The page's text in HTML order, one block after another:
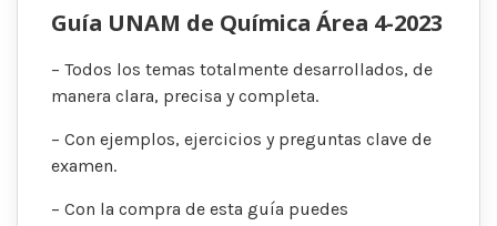
Guía UNAM de Química Área 4-2023
– Todos los temas totalmente desarrollados, de
manera clara, precisa y completa.
– Con ejemplos, ejercicios y preguntas clave de
examen.
– Con la compra de esta guía puedes